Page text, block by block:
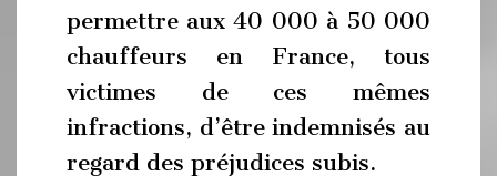
permettre aux 40 000 à 50 000
chauffeurs en France, tous
victimes de ces mêmes
infractions, d’être indemnisés au
regard des préjudices subis.